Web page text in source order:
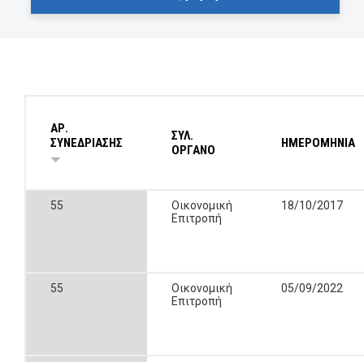
ΑΡ.
ΣΥΝΕΔΡΙΑΣΗΣ
ΣΥΛ.
ΟΡΓΑΝΟ
ΗΜΕΡΟΜΗΝΙΑ
55
Οικονομική
Επιτροπή
18/10/2017
55
Οικονομική
Επιτροπή
05/09/2022